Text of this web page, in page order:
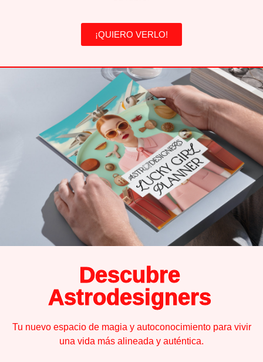
¡QUIERO VERLO!
Descubre
Astrodesigners
Tu nuevo espacio de magia y autoconocimiento para vivir
una vida más alineada y auténtica.